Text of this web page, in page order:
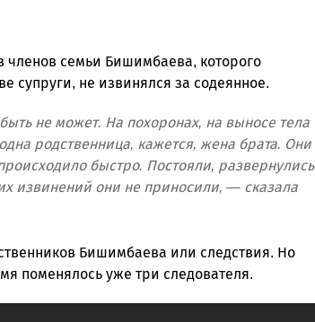
членов семьи Бишимбаева, которого
супруги, не извинялся за содеянное.
не может. На похоронах, на выносе тела
родственница, кажется, жена брата. Они
быстро. Постояли, развернулись
извинений они не приносили, — сказала
Бишимбаева или следствия. Но
поменялось уже три следователя.